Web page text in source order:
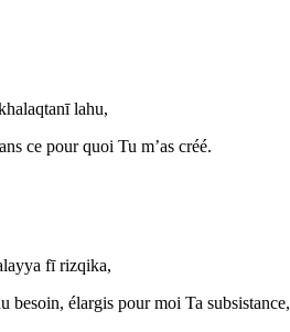
lahu,
ce pour quoi Tu m’as créé.
fī rizqika,
besoin, élargis pour moi Ta subsistance,